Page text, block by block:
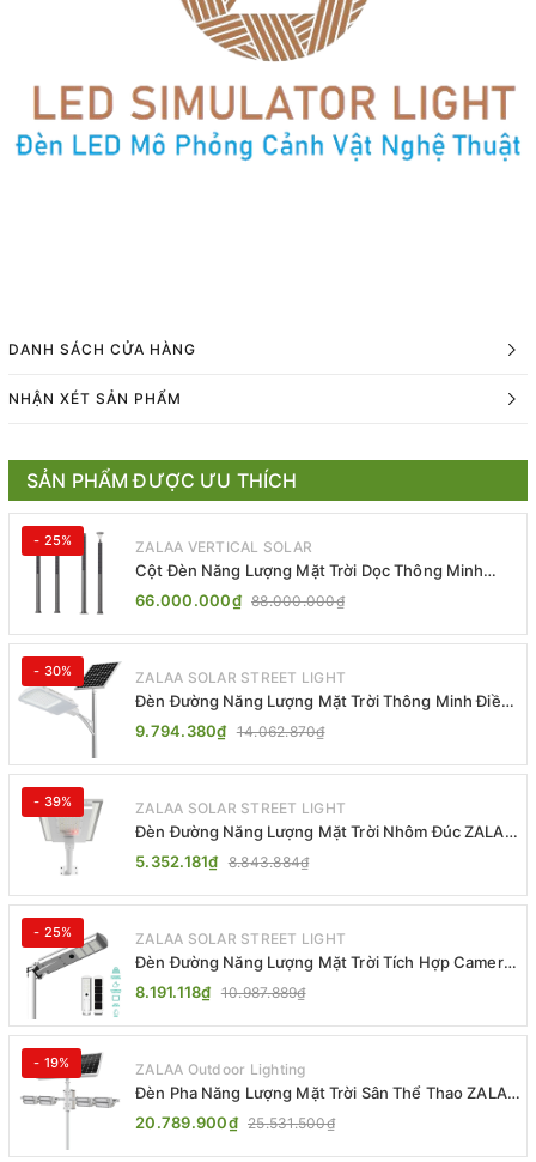
DANH SÁCH CỬA HÀNG
NHẬN XÉT SẢN PHẨM
SẢN PHẨM ĐƯỢC ƯU THÍCH
- 25% ZALAA VERTICAL SOLAR
Cột Đèn Năng Lượng Mặt Trời Dọc Thông Minh
ZSR-YYDS-360 | ZALAA Jsc
66.000.000₫ 88.000.000₫
- 30% ZALAA SOLAR STREET LIGHT
Đèn Đường Năng Lượng Mặt Trời Thông Minh Điều
Khiển MPPT ZL-GMX01 ZALAA
9.794.380₫ 14.062.870₫
- 39% ZALAA SOLAR STREET LIGHT
Đèn Đường Năng Lượng Mặt Trời Nhôm Đúc ZALAA
ZL-BWH Cao Cấp IP65
5.352.181₫ 8.843.884₫
- 25% ZALAA SOLAR STREET LIGHT
Đèn Đường Năng Lượng Mặt Trời Tích Hợp Camera
ZALAA ZL-BJ04-CCTV (80W, IP65)
8.191.118₫ 10.987.889₫
- 19% ZALAA Outdoor Lighting
Đèn Pha Năng Lượng Mặt Trời Sân Thể Thao ZALAA
Jsc Chống Nước IP65 Cao Cấp
20.789.900₫ 25.531.500₫